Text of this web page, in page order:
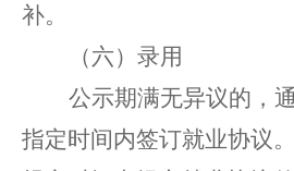
补。
（六）录用
公示期满无异议的，
指定时间内签订就业协议